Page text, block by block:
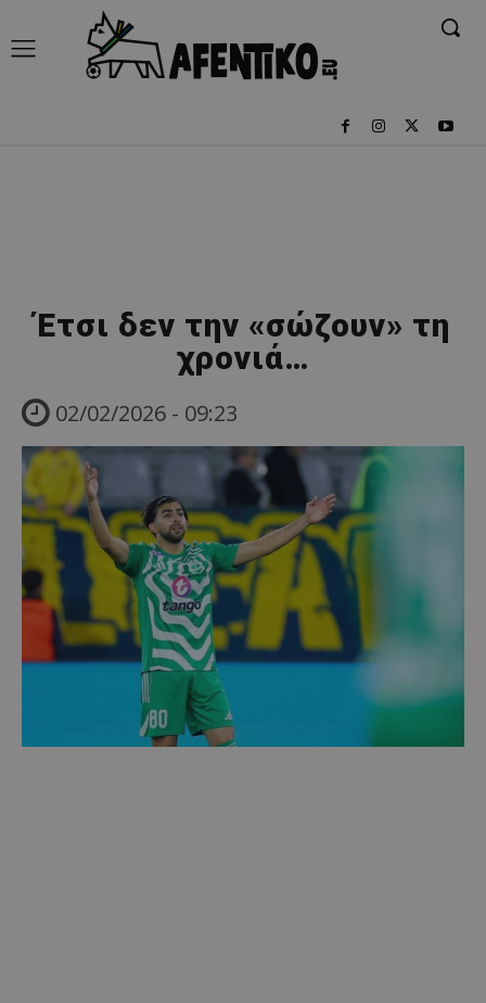
Έτσι δεν την «σώζουν» τη
χρονιά…
02/02/2026 - 09:23